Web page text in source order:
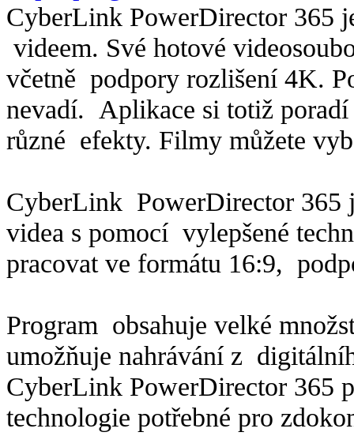
CyberLink PowerDirector 365
videem. Své hotové
včetně podpory rozlišení 4K.
nevadí. Aplikace si totiž poradí
různé efekty. Filmy můžete
CyberLink PowerDirector 365
videa s pomocí vylepšené
pracovat ve formátu 16:9,
Program obsahuje velké
umožňuje nahrávání z
CyberLink PowerDirector 365
technologie potřebné pro